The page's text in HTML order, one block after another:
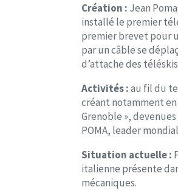
Création : Jean
installé le premier
premier brevet pour
par un câble se
d’attache des
Activités :au fil du
créant notamment
Grenoble »,
POMA, leader
Situation actuelle :
italienne présente
mécaniques.